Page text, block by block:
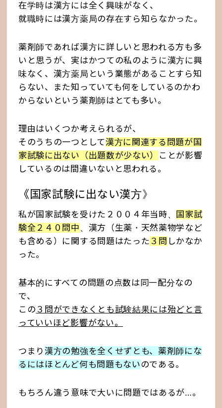
在学時は漢方には全く興味がなく、
就職時には漢方薬局の存在すら知らなかった。
薬剤師であれば漢方に詳しいと思われる方も多
いと思うが、実はかつての私のように漢方に興
味なく、漢方薬局という業態があることすら知
らない、また知っていても何をしているのかわ
からないという薬剤師はとても多い。
理由はいくつか考えられるが、
そのうちの一つとして漢方に関連する問題が国
家試験に出ない（出題数が少ない）
ことが影響
しているのは間違いないと思われる。
《国家試験に出ない漢方》
私が国家試験を受けた２００４年当時、 国家試
験全２４０問中 、漢方（生薬・天然薬物学など
も含める）に関する問題はたった ３問 しかなか
った。
基本的にすべての問題の点数は同一配分なの
で、
この ３問ができなくとも試験結果には殆どと言
っていいほど影響がない。
つまり漢方の勉強を全くせずとも、薬剤師にな
るにはほとんど何も問題もないのである。
もちろん違う意味で大いに問題ではあるが…。